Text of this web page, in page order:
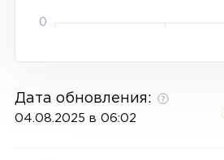
0
Дата обновления:
04.08.2025 в 06:02